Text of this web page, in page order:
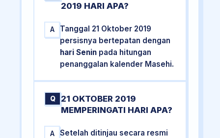
2019 HARI APA?
A
Tanggal 21 Oktober 2019
persisnya bertepatan dengan
hari Senin pada hitungan
penanggalan kalender Masehi.
Q
21 OKTOBER 2019
MEMPERINGATI HARI APA?
A
Setelah ditinjau secara resmi